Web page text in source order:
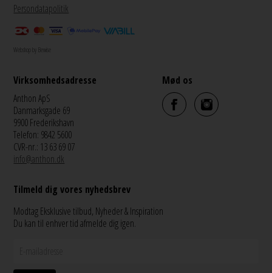
Persondatapolitik
Webshop by Bewise
Virksomhedsadresse
Anthon ApS
Danmarksgade 69
9900 Frederikshavn
Telefon: 9842 5600
CVR-nr.: 13 63 69 07
info@anthon.dk
Mød os
Tilmeld dig vores nyhedsbrev
Modtag Eksklusive tilbud, Nyheder & Inspiration
Du kan til enhver tid afmelde dig igen.